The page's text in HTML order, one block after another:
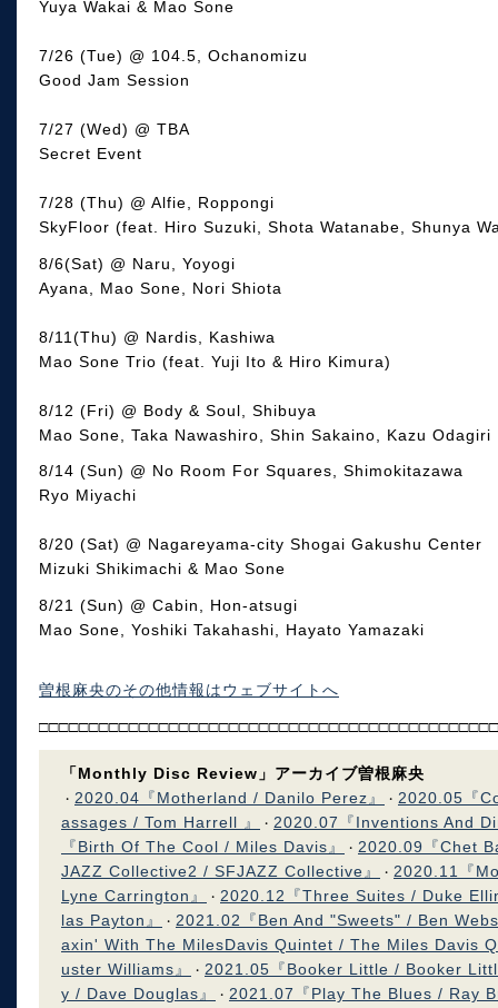
Yuya Wakai & Mao Sone
7/26 (Tue) @ 104.5, Ochanomizu
Good Jam Session
7/27 (Wed) @ TBA
Secret Event
7/28 (Thu) @ Alfie, Roppongi
SkyFloor (feat. Hiro Suzuki, Shota Watanabe, Shunya
8/6(Sat) @ Naru, Yoyogi
Ayana, Mao Sone, Nori Shiota
8/11(Thu) @ Nardis, Kashiwa
Mao Sone Trio (feat. Yuji Ito & Hiro Kimura)
8/12 (Fri) @ Body & Soul, Shibuya
Mao Sone, Taka Nawashiro, Shin Sakaino, Kazu Odagiri
​​8/14 (Sun) @ No Room For Squares, Shimokitazawa
Ryo Miyachi
8/20 (Sat) @ Nagareyama-city Shogai Gakushu Center
Mizuki Shikimachi & Mao Sone
​​8/21 (Sun) @ Cabin, Hon-atsugi
Mao Sone, Yoshiki Takahashi, Hayato Yamazaki
曽根麻央のその他情報はウェブサイトへ
「Monthly Disc Review」アーカイブ曽根麻央
・ 2020.04『Motherland / Danilo Perez』 ・ 2020.05『
assages / Tom Harrell 』
・ 2020.07『Inventions And
『Birth Of The Cool / Miles Davis』
・ 2020.09『Chet
JAZZ Collective2 / SFJAZZ Collective』
・ 2020.11『
Lyne Carrington』
・ 2020.12『Three Suites / Duke
las Payton』
・ 2021.02『Ben And "Sweets" / Ben
axin' With The MilesDavis Quintet / The Miles Davis
uster Williams』
・ 2021.05『Booker Little / Booker
y / Dave Douglas』
・ 2021.07『Play The Blues / Ray